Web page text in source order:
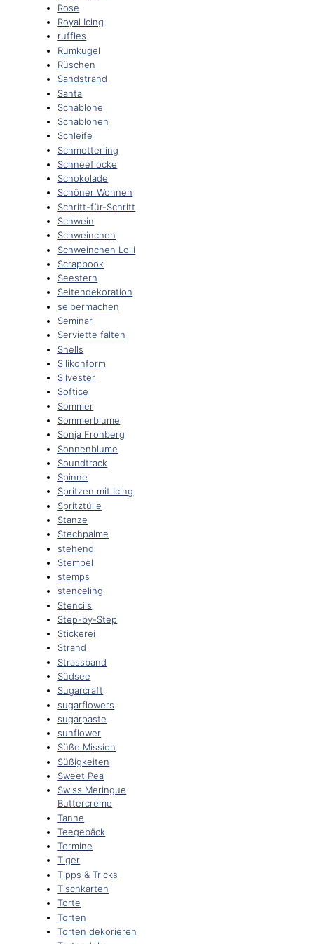
Rose
Royal Icing
ruffles
Rumkugel
Rüschen
Sandstrand
Santa
Schablone
Schablonen
Schleife
Schmetterling
Schneeflocke
Schokolade
Schöner Wohnen
Schritt-für-Schritt
Schwein
Schweinchen
Schweinchen Lolli
Scrapbook
Seestern
Seitendekoration
selbermachen
Seminar
Serviette falten
Shells
Silikonform
Silvester
Softice
Sommer
Sommerblume
Sonja Frohberg
Sonnenblume
Soundtrack
Spinne
Spritzen mit Icing
Spritztülle
Stanze
Stechpalme
stehend
Stempel
stemps
stenceling
Stencils
Step-by-Step
Stickerei
Strand
Strassband
Südsee
Sugarcraft
sugarflowers
sugarpaste
sunflower
Süße Mission
Süßigkeiten
Sweet Pea
Swiss Meringue
Buttercreme
Tanne
Teegebäck
Termine
Tiger
Tipps & Tricks
Tischkarten
Torte
Torten
Torten dekorieren